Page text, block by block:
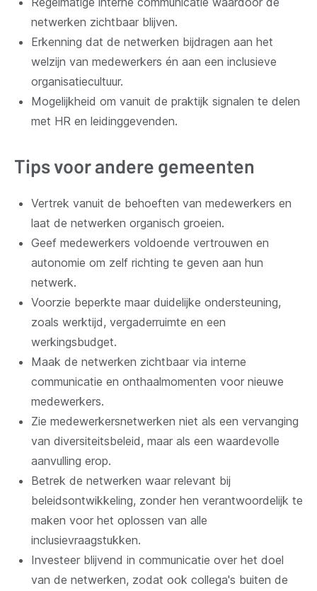
netwerken zichtbaar blijven.
Erkenning dat de netwerken bijdragen aan het
welzijn van medewerkers én aan een inclusieve
organisatiecultuur.
Mogelijkheid om vanuit de praktijk signalen te delen
met HR en leidinggevenden.
Tips voor andere gemeenten
Vertrek vanuit de behoeften van medewerkers en
laat de netwerken organisch groeien.
Geef medewerkers voldoende vertrouwen en
autonomie om zelf richting te geven aan hun
netwerk.
Voorzie beperkte maar duidelijke ondersteuning,
zoals werktijd, vergaderruimte en een
werkingsbudget.
Maak de netwerken zichtbaar via interne
communicatie en onthaalmomenten voor nieuwe
medewerkers.
Zie medewerkersnetwerken niet als een vervanging
van diversiteitsbeleid, maar als een waardevolle
aanvulling erop.
Betrek de netwerken waar relevant bij
beleidsontwikkeling, zonder hen verantwoordelijk te
maken voor het oplossen van alle
inclusievraagstukken.
Investeer blijvend in communicatie over het doel
van de netwerken, zodat ook collega's buiten de